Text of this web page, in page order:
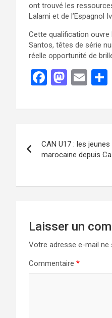
ont trouvé les
Lalami et de l’Espagnol
Cette qualification ouvre
Santos, têtes de série
réelle opportunité de
F
ce
o
o
M
st
d
o
E
ail
CAN U17 : les
marocaine depuis
Laisser un
Votre adresse e-mail ne
Commentaire *